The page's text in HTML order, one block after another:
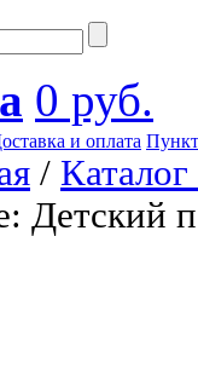
0 руб.
и оплата
/
Детский